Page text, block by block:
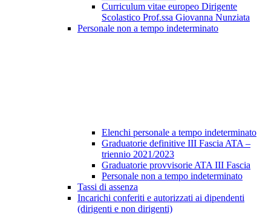
Curriculum vitae europeo Dirigente
Scolastico Prof.ssa Giovanna Nunziata
Personale non a tempo indeterminato
Elenchi personale a tempo indeterminato
Graduatorie definitive III Fascia ATA –
triennio 2021/2023
Graduatorie provvisorie ATA III Fascia
Personale non a tempo indeterminato
Tassi di assenza
Incarichi conferiti e autorizzati ai dipendenti
(dirigenti e non dirigenti)